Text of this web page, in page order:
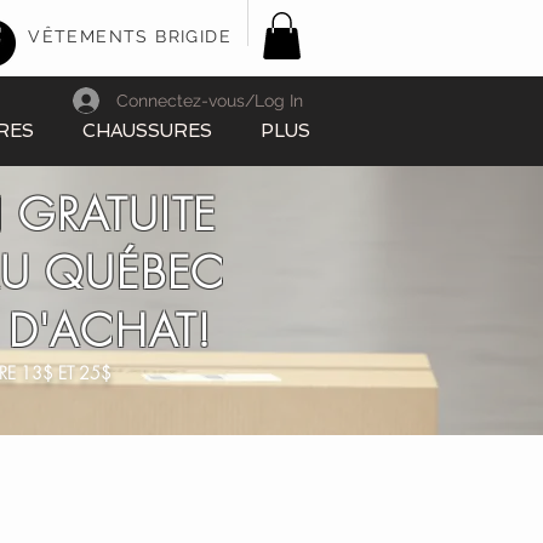
VÊTEMENTS BRIGIDE
CHAUSSURES PLUS
Connectez-vous/Log In
QUÉBEC
13$ ET 25$